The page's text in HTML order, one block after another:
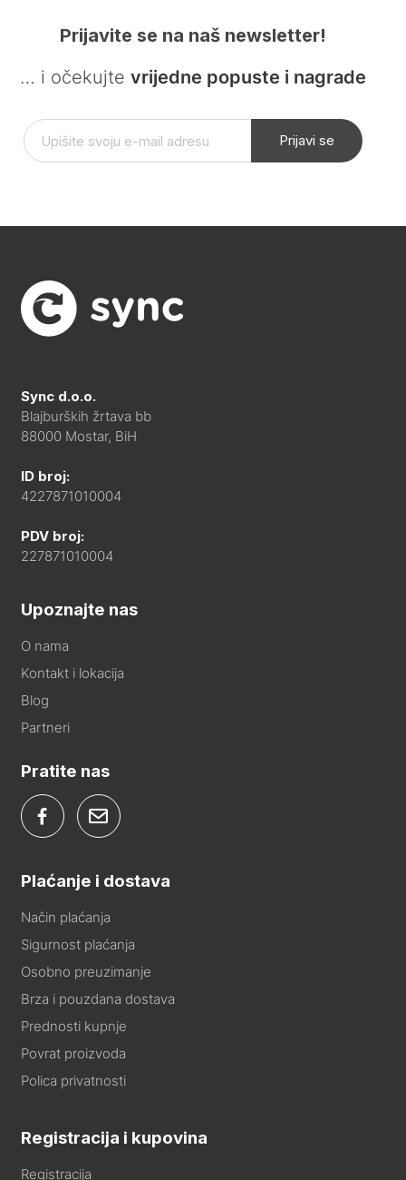
Prijavite se na naš newsletter!
… i očekujte vrijedne popuste i nagrade
Prijavi se
Sync d.o.o.
Blajburških žrtava bb
88000 Mostar, BiH
ID broj:
4227871010004
PDV broj:
227871010004
Upoznajte nas
O nama
Kontakt i lokacija
Blog
Partneri
Pratite nas
Plaćanje i dostava
Način plaćanja
Sigurnost plaćanja
Osobno preuzimanje
Brza i pouzdana dostava
Prednosti kupnje
Povrat proizvoda
Polica privatnosti
Registracija i kupovina
Registracija